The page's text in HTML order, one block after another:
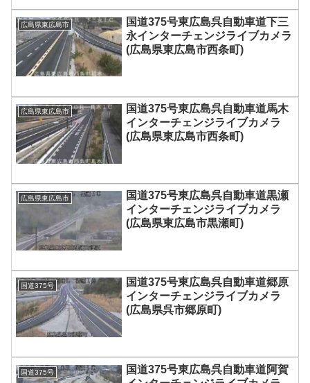
広島県東広島市
国道375号東広島呉自動車道下三
永インターチェンジライブカメラ
(広島県東広島市西条町)
広島県東広島市
国道375号東広島呉自動車道馬木
インターチェンジライブカメラ
(広島県東広島市西条町)
広島県東広島市
国道375号東広島呉自動車道黒瀬
インターチェンジライブカメラ
(広島県東広島市黒瀬町)
国道375号
国道375号東広島呉自動車道郷原
インターチェンジライブカメラ
(広島県呉市郷原町)
国道375号
国道375号東広島呉自動車道阿賀